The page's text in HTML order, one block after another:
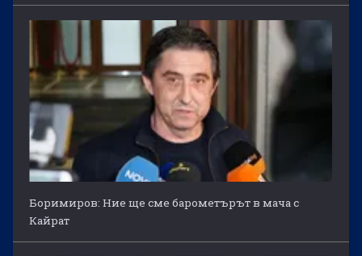
Боримиров: Ние ще сме барометърът в мача с
Кайрат